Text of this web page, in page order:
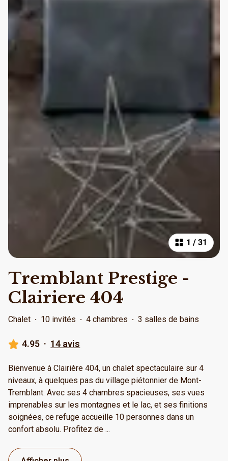
1 / 31
Tremblant Prestige -
Clairiere 404
Chalet · 10 invités · 4 chambres · 3 salles de bains
4.95 · 14 avis
Bienvenue à Clairière 404, un chalet spectaculaire sur 4
niveaux, à quelques pas du village piétonnier de Mont-
Tremblant. Avec ses 4 chambres spacieuses, ses vues
imprenables sur les montagnes et le lac, et ses finitions
soignées, ce refuge accueille 10 personnes dans un
confort absolu. Profitez de ...